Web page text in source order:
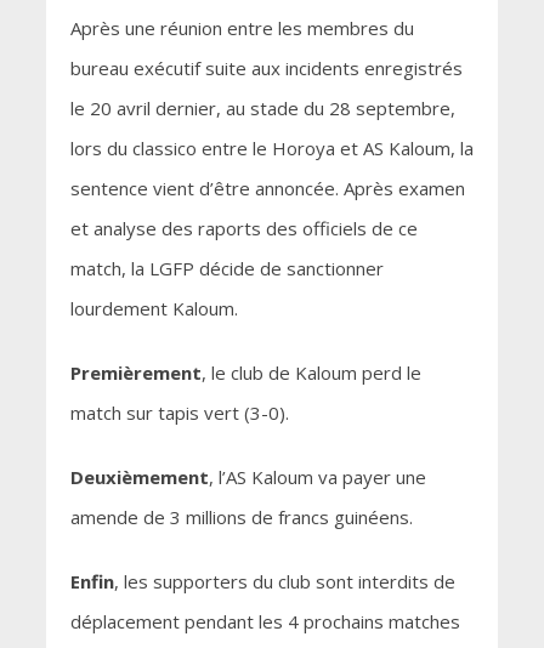
Après une réunion entre les membres du
bureau exécutif suite aux incidents enregistrés
le 20 avril dernier, au stade du 28 septembre,
lors du classico entre le Horoya et AS Kaloum, la
sentence vient d’être annoncée. Après examen
et analyse des raports des officiels de ce
match, la LGFP décide de sanctionner
lourdement Kaloum.
Premièrement, le club de Kaloum perd le
match sur tapis vert (3-0).
Deuxièmement, l’AS Kaloum va payer une
amende de 3 millions de francs guinéens.
Enfin, les supporters du club sont interdits de
déplacement pendant les 4 prochains matches